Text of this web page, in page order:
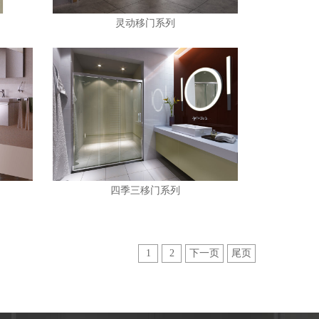
灵动移门系列
四季三移门系列
1 2 下一页 尾页